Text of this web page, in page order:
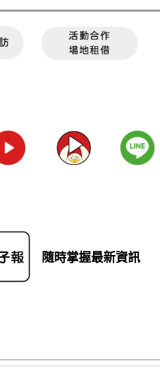
隨時掌握最新資訊